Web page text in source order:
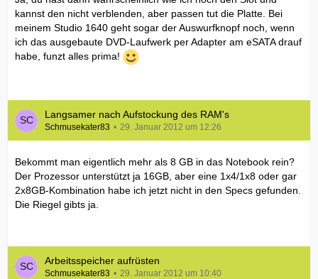
kannst den nicht verblenden, aber passen tut die Platte. Bei
meinem Studio 1640 geht sogar der Auswurfknopf noch, wenn
ich das ausgebaute DVD-Laufwerk per Adapter am eSATA drauf
habe, funzt alles prima!
Langsamer nach Aufstockung des RAM's
Schmusekater83 29. Januar 2012 um 12:26
Bekommt man eigentlich mehr als 8 GB in das Notebook rein?
Der Prozessor unterstützt ja 16GB, aber eine 1x4/1x8 oder gar
2x8GB-Kombination habe ich jetzt nicht in den Specs gefunden.
Die Riegel gibts ja.
Arbeitsspeicher aufrüsten
Schmusekater83 29. Januar 2012 um 10:40